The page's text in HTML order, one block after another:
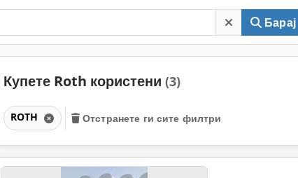
Барај
Купете Roth користени (3)
ROTH Отстранете ги сите филтри